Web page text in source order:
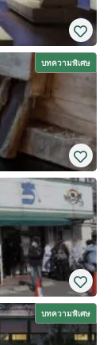
บทความพิเศษ
บทความพิเศษ